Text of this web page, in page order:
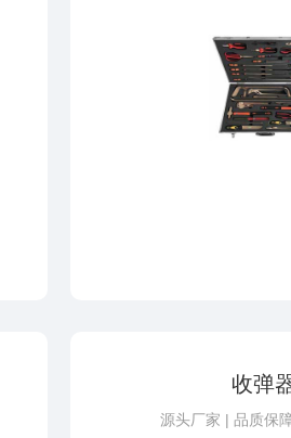
收弹
源头厂家 | 品质保